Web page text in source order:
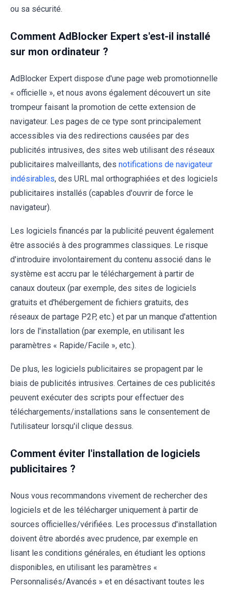
ou sa sécurité.
Comment AdBlocker Expert s'est-il installé
sur mon ordinateur ?
AdBlocker Expert dispose d'une page web promotionnelle
« officielle », et nous avons également découvert un site
trompeur faisant la promotion de cette extension de
navigateur. Les pages de ce type sont principalement
accessibles via des redirections causées par des
publicités intrusives, des sites web utilisant des réseaux
publicitaires malveillants, des notifications de navigateur
indésirables, des URL mal orthographiées et des logiciels
publicitaires installés (capables d'ouvrir de force le
navigateur).
Les logiciels financés par la publicité peuvent également
être associés à des programmes classiques. Le risque
d'introduire involontairement du contenu associé dans le
système est accru par le téléchargement à partir de
canaux douteux (par exemple, des sites de logiciels
gratuits et d'hébergement de fichiers gratuits, des
réseaux de partage P2P, etc.) et par un manque d'attention
lors de l'installation (par exemple, en utilisant les
paramètres « Rapide/Facile », etc.).
De plus, les logiciels publicitaires se propagent par le
biais de publicités intrusives. Certaines de ces publicités
peuvent exécuter des scripts pour effectuer des
téléchargements/installations sans le consentement de
l'utilisateur lorsqu'il clique dessus.
Comment éviter l'installation de logiciels
publicitaires ?
Nous vous recommandons vivement de rechercher des
logiciels et de les télécharger uniquement à partir de
sources officielles/vérifiées. Les processus d'installation
doivent être abordés avec prudence, par exemple en
lisant les conditions générales, en étudiant les options
disponibles, en utilisant les paramètres «
Personnalisés/Avancés » et en désactivant toutes les